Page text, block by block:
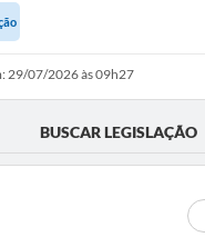
29/07/2026 às 09h27
BUSCAR LEGISLAÇÃO